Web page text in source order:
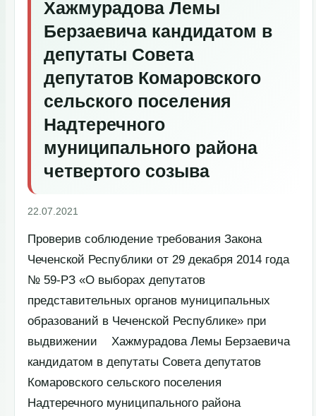
Хажмурадова Лемы
Берзаевича кандидатом в
депутаты Совета
депутатов Комаровского
сельского поселения
Надтеречного
муниципального района
четвертого созыва
22.07.2021
Проверив соблюдение требования Закона
Чеченской Республики от 29 декабря 2014 года
№ 59-РЗ «О выборах депутатов
представительных органов муниципальных
образований в Чеченской Республике» при
выдвижении Хажмурадова Лемы Берзаевича
кандидатом в депутаты Совета депутатов
Комаровского сельского поселения
Надтеречного муниципального района